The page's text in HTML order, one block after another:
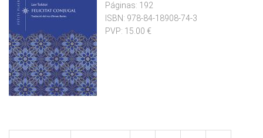
Páginas: 192
ISBN: 978-84-18908-74-3
PVP: 15.00 €
Pàgines